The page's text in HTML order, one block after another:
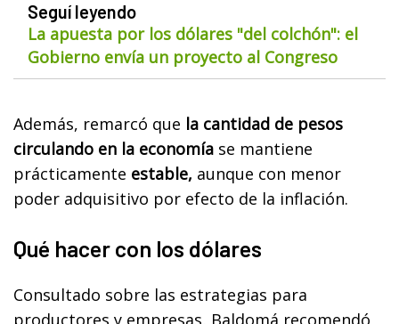
Seguí leyendo
La apuesta por los dólares "del colchón": el
Gobierno envía un proyecto al Congreso
Además, remarcó que la cantidad de pesos
circulando en la economía se mantiene
prácticamente estable, aunque con menor
poder adquisitivo por efecto de la inflación.
Qué hacer con los dólares
Consultado sobre las estrategias para
productores y empresas, Baldomá recomendó